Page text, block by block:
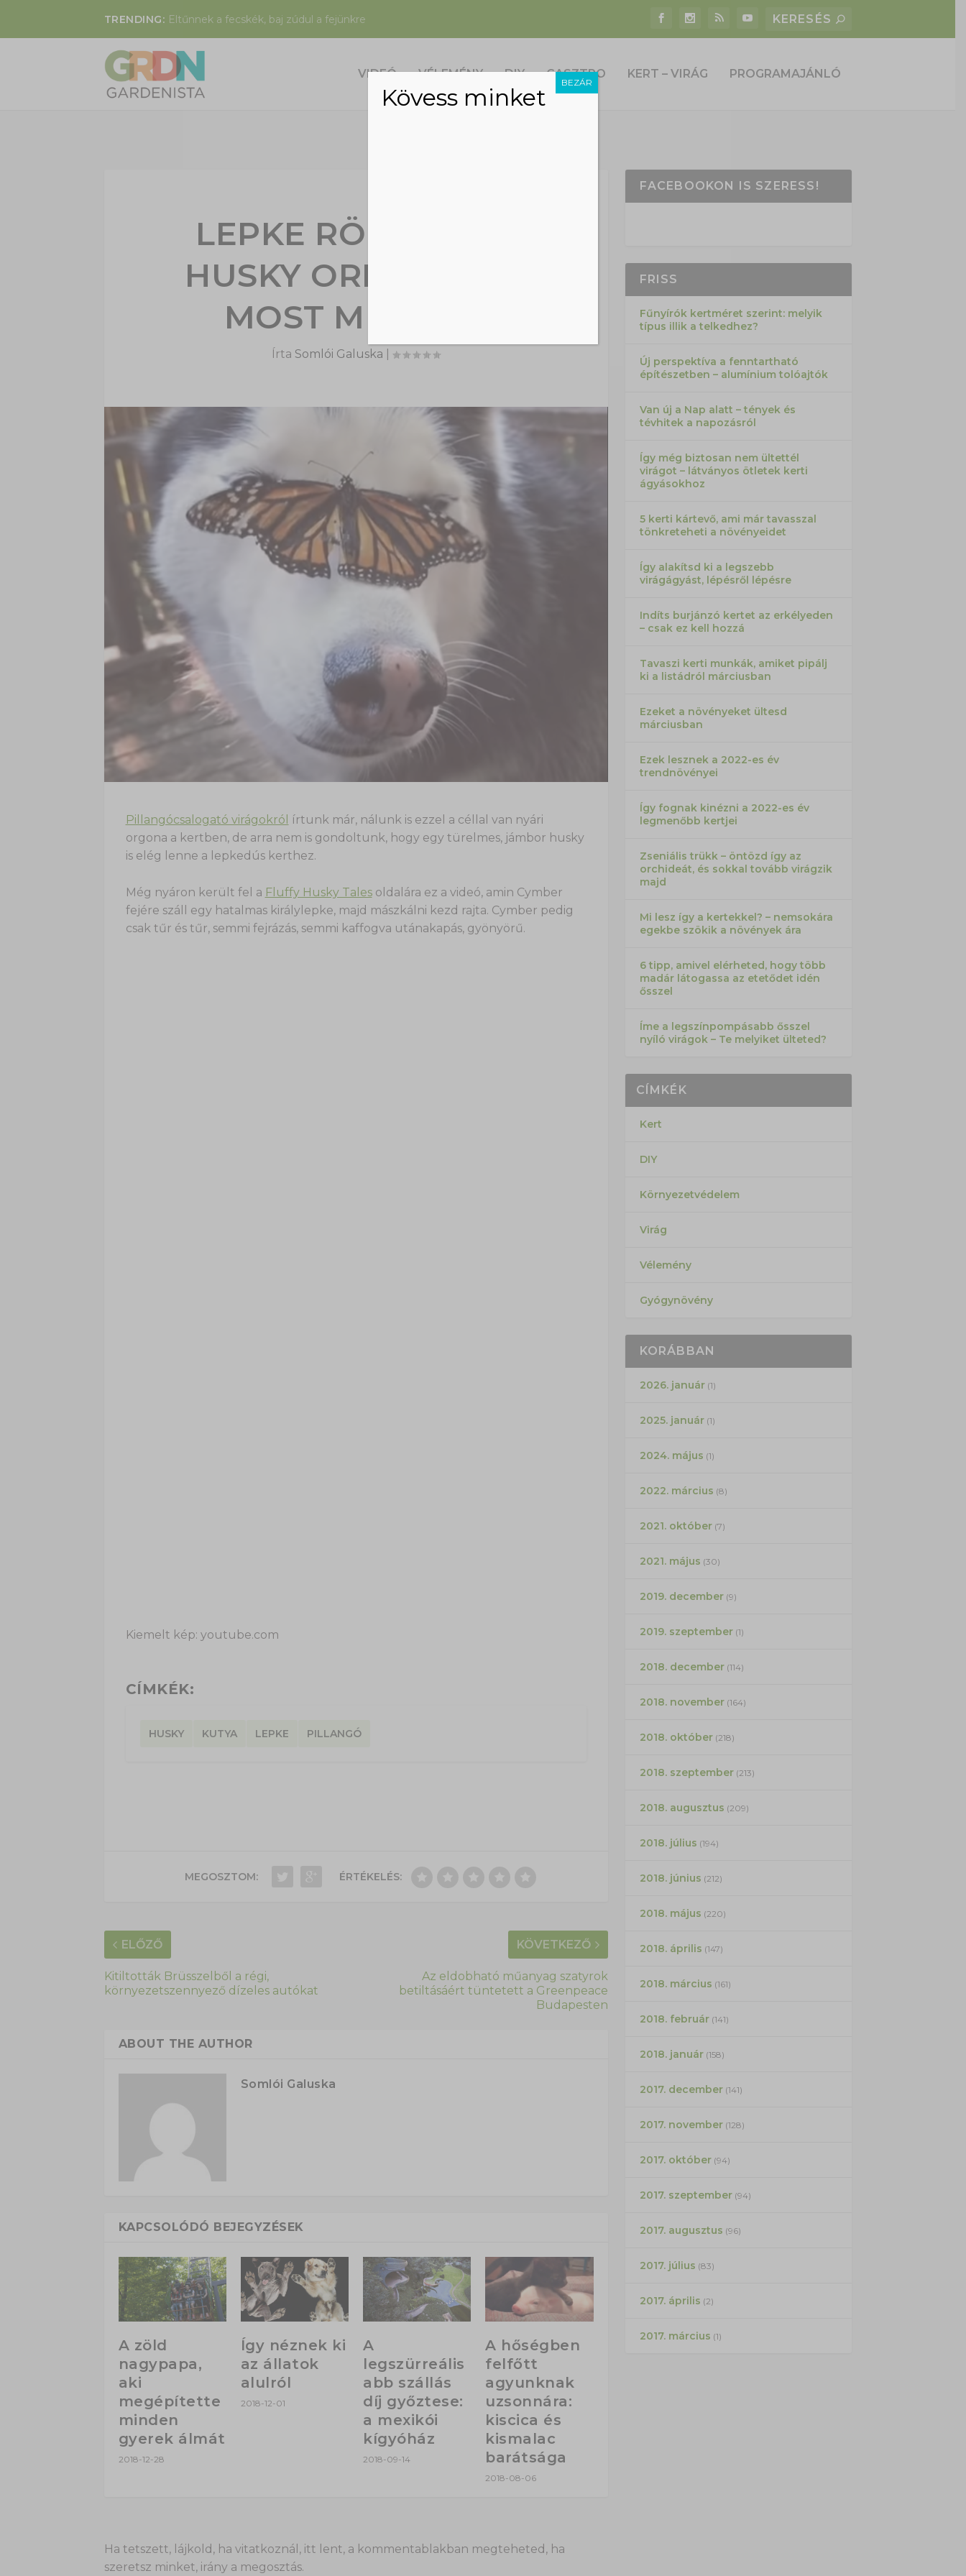
TRENDING: Eltűnnek a fecskék, baj zúdul a fejünkre
VIDEÓ VÉLEMÉNY DIY GASZTRO KERT – VIRÁG PROGRAMAJÁNLÓ
LEPKE RÖPPENT A
HUSKY ORRÁRA, NA
MOST MI LESZ?
Írta Somlói Galuska
Pillangócsalogató virágokról
írtunk már, nálunk is ezzel a céllal van nyári
orgona a kertben, de arra nem is gondoltunk, hogy egy türelmes, jámbor husky
is elég lenne a lepkedús kerthez.
Még nyáron került fel a Fluffy Husky Talesoldalára ez a videó, amin Cymber
fejére száll egy hatalmas királylepke, majd mászkálni kezd rajta. Cymber pedig
csak tűr és tűr, semmi fejrázás, semmi kaffogva utánakapás, gyönyörű.
Kiemelt kép: youtube.com
CÍMKÉK:
HUSKY KUTYA LEPKE PILLANGÓ
MEGOSZTOM: ÉRTÉKELÉS:
ELŐZŐ
Kitiltották Brüsszelből a régi,
környezetszennyező dízeles autókat
KÖVETKEZŐ
Az eldobható műanyag szatyrok
betiltásáért tüntetett a Greenpeace
Budapesten
ABOUT THE AUTHOR
Somlói Galuska
KAPCSOLÓDÓ BEJEGYZÉSEK
A zöld
nagypapa,
aki
megépítette
minden
gyerek álmát
2018-12-28
Így néznek ki
az állatok
alulról
2018-12-01
A
legszürreális
abb szállás
díj győztese:
a mexikói
kígyóház
2018-09-14
A hőségben
felfőtt
agyunknak
uzsonnára:
kiscica és
kismalac
barátsága
2018-08-06
Ha tetszett, lájkold, ha vitatkoznál, itt lent, a kommentablakban megteheted, ha
szeretsz minket, irány a megosztás.
FACEBOOKON IS SZERESS!
FRISS
Fűnyírók kertméret szerint: melyik
típus illik a telkedhez?
Új perspektíva a fenntartható
építészetben – alumínium tolóajtók
Van új a Nap alatt – tények és
tévhitek a napozásról
Így még biztosan nem ültettél
virágot – látványos ötletek kerti
ágyásokhoz
5 kerti kártevő, ami már tavasszal
tönkreteheti a növényeidet
Így alakítsd ki a legszebb
virágágyást, lépésről lépésre
Indíts burjánzó kertet az erkélyeden
– csak ez kell hozzá
Tavaszi kerti munkák, amiket pipálj
ki a listádról márciusban
Ezeket a növényeket ültesd
márciusban
Ezek lesznek a 2022-es év
trendnövényei
Így fognak kinézni a 2022-es év
legmenőbb kertjei
Zseniális trükk – öntözd így az
orchideát, és sokkal tovább virágzik
majd
Mi lesz így a kertekkel? – nemsokára
egekbe szökik a növények ára
6 tipp, amivel elérheted, hogy több
madár látogassa az etetődet idén
ősszel
Íme a legszínpompásabb ősszel
nyíló virágok – Te melyiket ülteted?
CÍMKÉK
Kert
DIY
Környezetvédelem
Virág
Vélemény
Gyógynövény
KORÁBBAN
2026. január(1)
2025. január(1)
2024. május (1)
2022. március (8)
2021. október(7)
2021. május (30)
2019. december(9)
2019. szeptember(1)
2018. december(114)
2018. november(164)
2018. október(218)
2018. szeptember(213)
2018. augusztus (209)
2018. július (194)
2018. június (212)
2018. május (220)
2018. április (147)
2018. március (161)
2018. február(141)
2018. január(158)
2017. december(141)
2017. november(128)
2017. október(94)
2017. szeptember(94)
2017. augusztus (96)
2017. július (83)
2017. április (2)
2017. március (1)
Kövess minket
BEZÁR